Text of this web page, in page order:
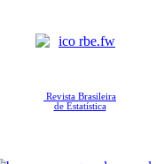
Revista Brasileira
de Estatística